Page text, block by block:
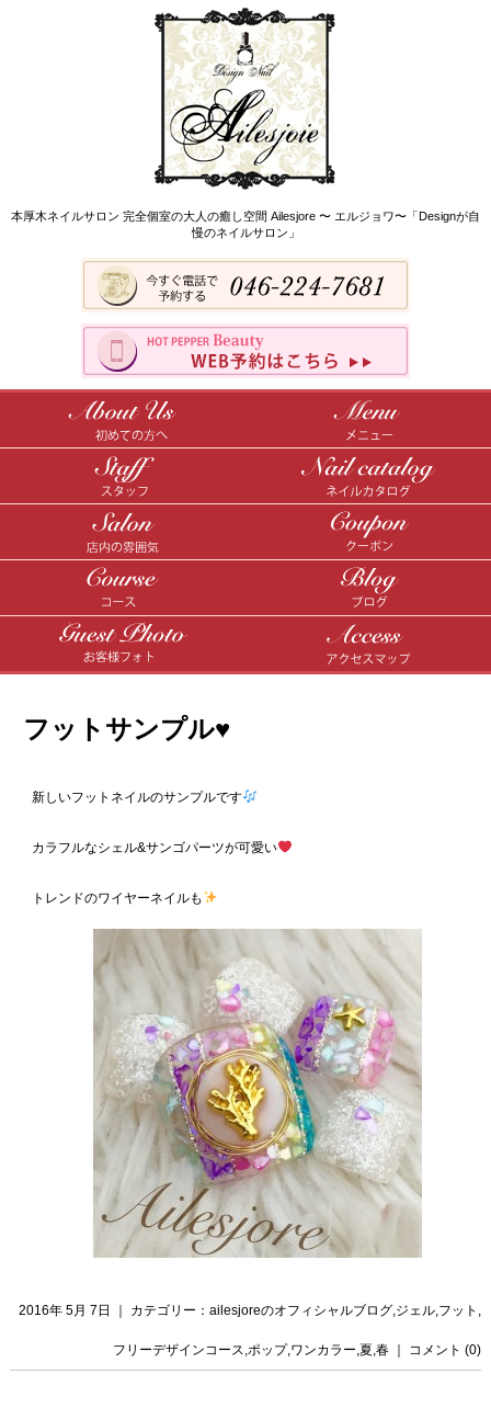
本厚木ネイルサロン 完全個室の大人の癒し空間 Ailesjore 〜 エルジョワ〜「Designが自
慢のネイルサロン」
フットサンプル♥️
新しいフットネイルのサンプルです
カラフルなシェル&サンゴパーツが可愛い
トレンドのワイヤーネイルも
2016年 5月 7日 ｜ カテゴリー：ailesjoreのオフィシャルブログ,ジェル,フット ,
フリーデザインコース,ポップ,ワンカラー,夏,春 コメント (0)